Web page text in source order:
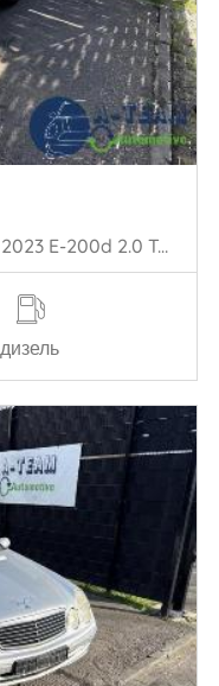
E Estate (S213), Combi, 2016 / 2023 E-200d 2.0 Turbo 16V
дизель